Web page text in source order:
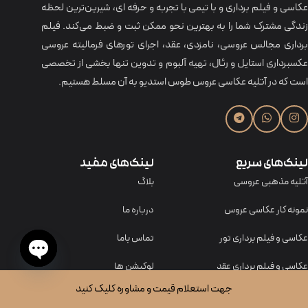
عکاسی و فیلم برداری و با تیمی با تجربه و حرفه‌ ای، شیرین‌ترین لحظه
زندگی مشترک شما را به بهترین نحو ممکن ثبت و ضبط می‌کند. فیلم
برداری مجالس عروسی، نامزدی، عقد، اجرای تورهای فرمالیته عروسی
عکسبرداری استایل و رئال، تهیه آلبوم و تدوین تنها بخشی از تخصصی
است که در آتلیه عکاسی عروس طوس استدیو به آن مسلط هستیم.
لینک‌های سریع
آتلیه مذهبی عروسی
نمونه کار عکاسی عروس
عکاسی و فیلم برداری تور
عکاسی و فیلم برداری عقد
عکاسی و فیلمبرداری عروسی
لینک‌های مفید
بلاگ
درباره ما
تماس باما
لوکیشن ها
همکاری با ما
جهت استعلام قیمت و مشاوره کلیک کنید